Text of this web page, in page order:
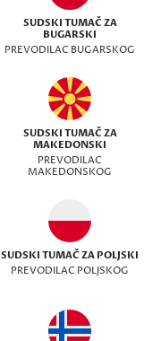
SUDSKI TUMAČ ZA
BUGARSKI
PREVODILAC BUGARSKOG
SUDSKI TUMAČ ZA
MAKEDONSKI
PREVODILAC
MAKEDONSKOG
SUDSKI TUMAČ ZA POLJSKI
PREVODILAC POLJSKOG